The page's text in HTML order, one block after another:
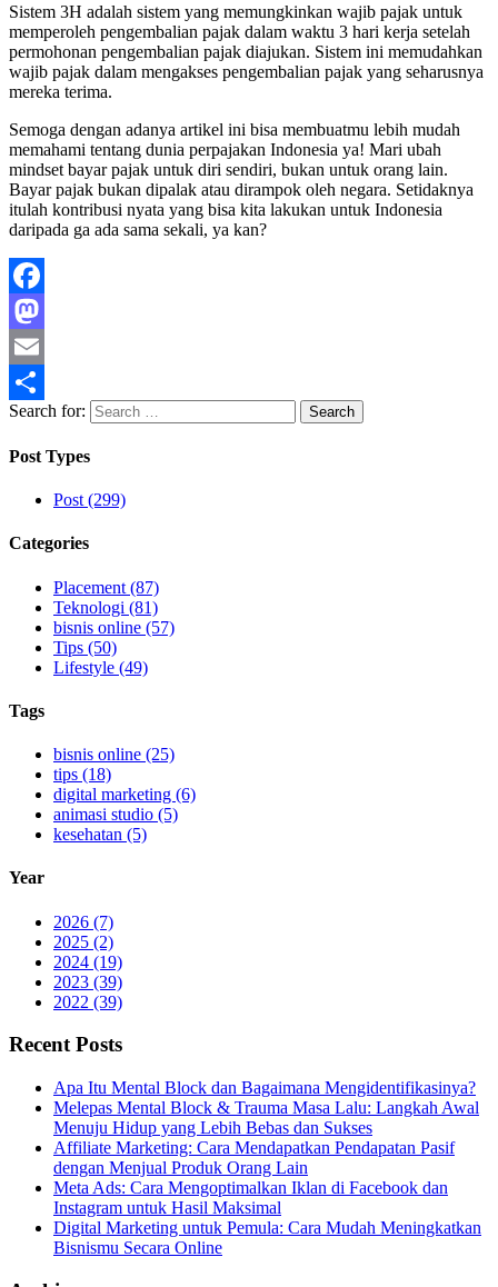
Sistem 3H adalah sistem yang memungkinkan wajib pajak untuk
memperoleh pengembalian pajak dalam waktu 3 hari kerja setelah
permohonan pengembalian pajak diajukan. Sistem ini memudahkan
wajib pajak dalam mengakses pengembalian pajak yang seharusnya
mereka terima.
Semoga dengan adanya artikel ini bisa membuatmu lebih mudah
memahami tentang dunia perpajakan Indonesia ya! Mari ubah
mindset bayar pajak untuk diri sendiri, bukan untuk orang lain.
Bayar pajak bukan dipalak atau dirampok oleh negara. Setidaknya
itulah kontribusi nyata yang bisa kita lakukan untuk Indonesia
daripada ga ada sama sekali, ya kan?
Facebook
Mastodon
Email
Share
Search for:
Post Types
Post (299)
Categories
Placement (87)
Teknologi (81)
bisnis online (57)
Tips (50)
Lifestyle (49)
Tags
bisnis online (25)
tips (18)
digital marketing (6)
animasi studio (5)
kesehatan (5)
Year
2026 (7)
2025 (2)
2024 (19)
2023 (39)
2022 (39)
Recent Posts
Apa Itu Mental Block dan Bagaimana Mengidentifikasinya?
Melepas Mental Block & Trauma Masa Lalu: Langkah Awal
Menuju Hidup yang Lebih Bebas dan Sukses
Affiliate Marketing: Cara Mendapatkan Pendapatan Pasif
dengan Menjual Produk Orang Lain
Meta Ads: Cara Mengoptimalkan Iklan di Facebook dan
Instagram untuk Hasil Maksimal
Digital Marketing untuk Pemula: Cara Mudah Meningkatkan
Bisnismu Secara Online